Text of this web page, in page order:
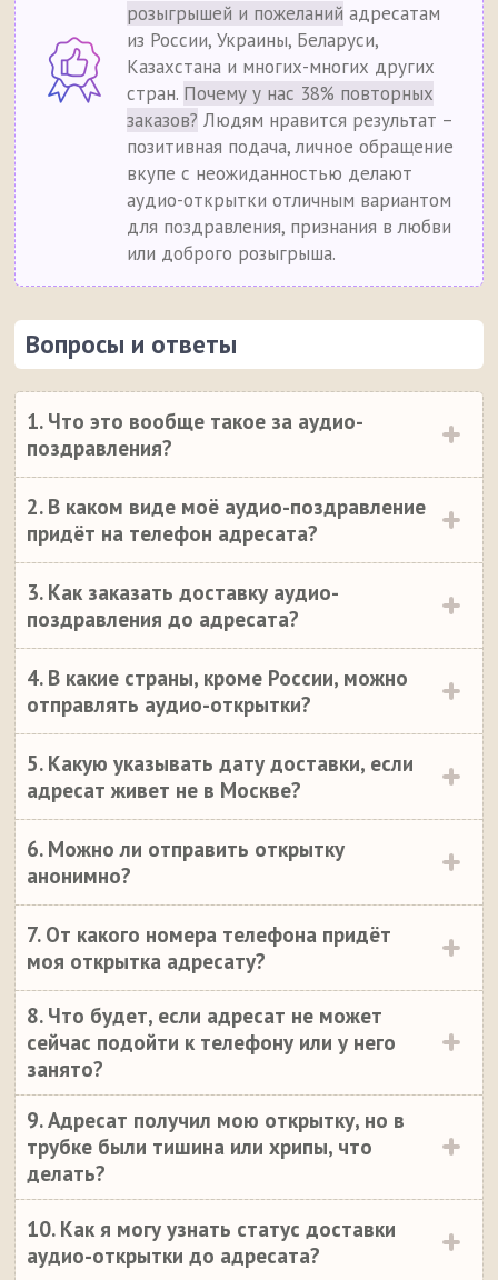
розыгрышей и пожеланий адресатам
из России, Украины, Беларуси,
Казахстана и многих-многих других
стран. Почему у нас 38% повторных
заказов? Людям нравится результат –
позитивная подача, личное обращение
вкупе с неожиданностью делают
аудио-открытки отличным вариантом
для поздравления, признания в любви
или доброго розыгрыша.
Вопросы и ответы
1. Что это вообще такое за аудио-
поздравления?
2. В каком виде моё аудио-поздравление
придёт на телефон адресата?
3. Как заказать доставку аудио-
поздравления до адресата?
4. В какие страны, кроме России, можно
отправлять аудио-открытки?
5. Какую указывать дату доставки, если
адресат живет не в Москве?
6. Можно ли отправить открытку
анонимно?
7. От какого номера телефона придёт
моя открытка адресату?
8. Что будет, если адресат не может
сейчас подойти к телефону или у него
занято?
9. Адресат получил мою открытку, но в
трубке были тишина или хрипы, что
делать?
10. Как я могу узнать статус доставки
аудио-открытки до адресата?